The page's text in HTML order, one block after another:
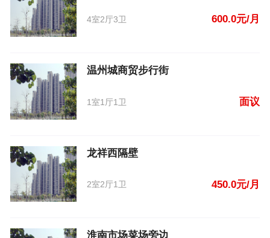
4室2厅3卫 600.0元/月
温州城商贸步行街
1室1厅1卫 面议
龙祥西隔壁
2室2厅1卫 450.0元/月
淮南市场菜场旁边